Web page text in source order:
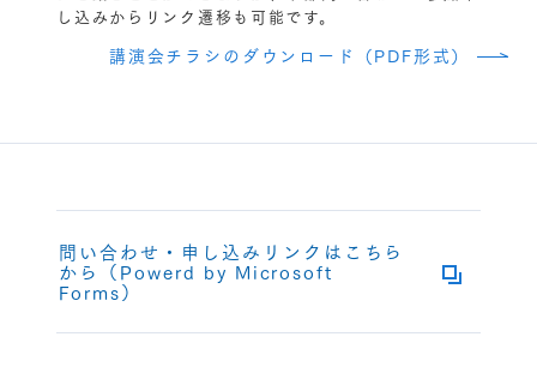
し込みからリンク遷移も可能です。
講演会チラシのダウンロード（PDF形式）
問い合わせ・申し込みリンクはこちら
から（Powerd by Microsoft
Forms）